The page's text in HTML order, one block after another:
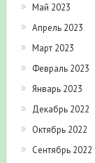
Май 2023
Апрель 2023
Март 2023
Февраль 2023
Январь 2023
Декабрь 2022
Октябрь 2022
Сентябрь 2022